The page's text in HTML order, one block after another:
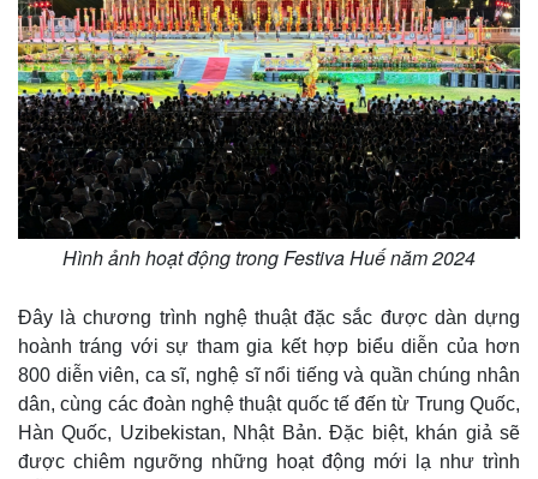
Hình ảnh hoạt động trong Festiva Huế năm 2024
Đây là chương trình nghệ thuật đặc sắc được dàn dựng
hoành tráng với sự tham gia kết hợp biểu diễn của hơn
800 diễn viên, ca sĩ, nghệ sĩ nổi tiếng và quần chúng nhân
dân, cùng các đoàn nghệ thuật quốc tế đến từ Trung Quốc,
Hàn Quốc, Uzibekistan, Nhật Bản. Đặc biệt, khán giả sẽ
được chiêm ngưỡng những hoạt động mới lạ như trình